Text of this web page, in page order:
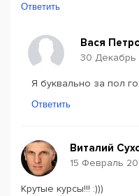
Ответить
Вася
30 Декабрь
Я буквально за пол
Ответить
Виталий
15 Февраль
Крутые курсы!!! :)))